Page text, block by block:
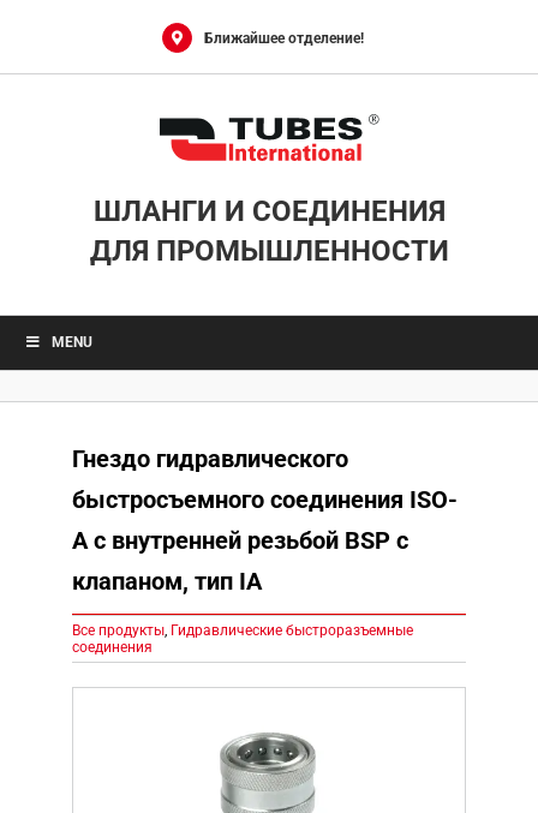
Ближайшее отделение!
ШЛАНГИ И СОЕДИНЕНИЯ
ДЛЯ ПРОМЫШЛЕННОСТИ
MENU
Гнездо гидравлического
быстросъемного соединения ISO-
A с внутренней резьбой BSP с
клапаном, тип IA
Все продукты, Гидравлические быстроразъемные
соединения